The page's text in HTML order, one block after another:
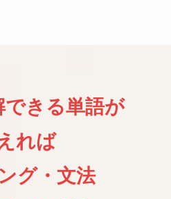
できる単語が
れば
グ・文法